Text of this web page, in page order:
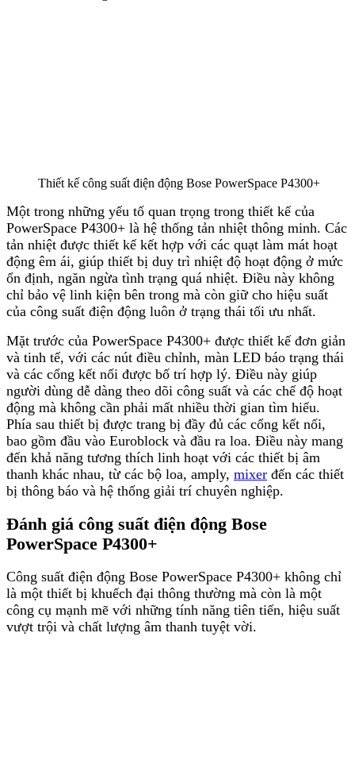
Thiết kế công suất điện động Bose PowerSpace P4300+
Một trong những yếu tố quan trọng trong thiết kế của
PowerSpace P4300+ là hệ thống tản nhiệt thông minh. Các
tản nhiệt được thiết kế kết hợp với các quạt làm mát hoạt
động êm ái, giúp thiết bị duy trì nhiệt độ hoạt động ở mức
ổn định, ngăn ngừa tình trạng quá nhiệt. Điều này không
chỉ bảo vệ linh kiện bên trong mà còn giữ cho hiệu suất
của công suất điện động luôn ở trạng thái tối ưu nhất.
Mặt trước của PowerSpace P4300+ được thiết kế đơn giản
và tinh tế, với các nút điều chỉnh, màn LED báo trạng thái
và các cổng kết nối được bố trí hợp lý. Điều này giúp
người dùng dễ dàng theo dõi công suất và các chế độ hoạt
động mà không cần phải mất nhiều thời gian tìm hiểu.
Phía sau thiết bị được trang bị đầy đủ các cổng kết nối,
bao gồm đầu vào Euroblock và đầu ra loa. Điều này mang
đến khả năng tương thích linh hoạt với các thiết bị âm
thanh khác nhau, từ các bộ loa, amply, mixer đến các thiết
bị thông báo và hệ thống giải trí chuyên nghiệp.
Đánh giá công suất điện động Bose
PowerSpace P4300+
Công suất điện động Bose PowerSpace P4300+ không chỉ
là một thiết bị khuếch đại thông thường mà còn là một
công cụ mạnh mẽ với những tính năng tiên tiến, hiệu suất
vượt trội và chất lượng âm thanh tuyệt vời.